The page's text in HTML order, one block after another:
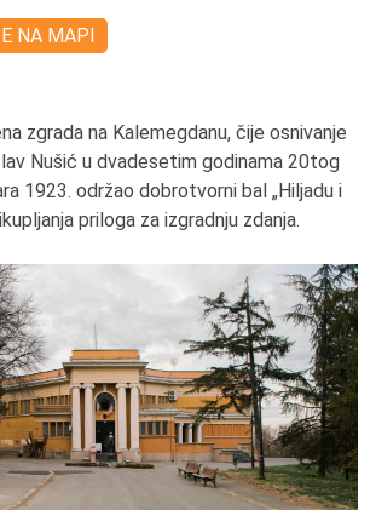
NA MAPI
zgrada na Kalemegdanu, čije osnivanje
Nušić u dvadesetim godinama 20tog
1923. održao dobrotvorni bal „Hiljadu i
priloga za izgradnju zdanja.